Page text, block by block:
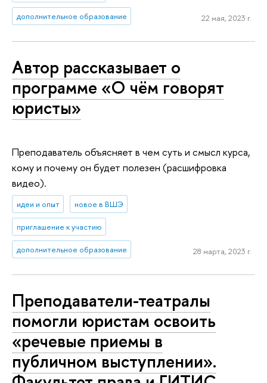
дополнительное образование 22 мая, 2023 г.
Автор рассказывает о
программе «О чём говорят
юристы»
Преподаватель объясняет в чем суть и смысл курса,
кому и почему он будет полезен (расшифровка
видео).
идеи и опыт новое в ВШЭ
приглашение к участию
дополнительное образование 28 марта, 2023 г.
Преподаватели-театралы
помогли юристам освоить
«речевые приемы в
публичном выступлении».